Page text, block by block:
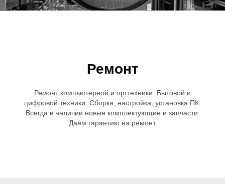
Ремонт
Ремонт компьютерной и оргтехники. Бытовой и
цифровой техники. Сборка, настройка, установка ПК.
Всегда в наличии новые комплектующие и запчасти.
Даём гарантию на ремонт.